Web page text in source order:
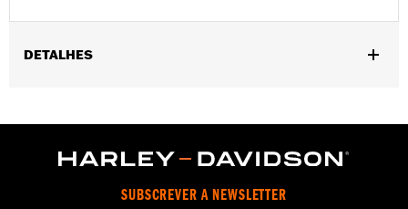
DETALHES
Upright P/N 52723-06A, Premium H-D® Detachables™ Sissy Bar
Upright P/N 52300257 or 52300258 and Quick Release Sissy
Bar Upright 52300415 and 52300324A. Also fits '18-later Softail®
SUBSCREVER A NEWSLETTER